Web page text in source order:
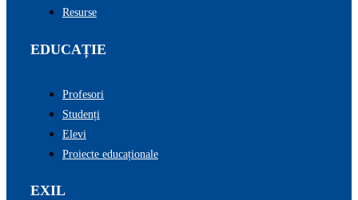
Resurse
EDUCAȚIE
Profesori
Studenți
Elevi
Proiecte educaționale
EXIL